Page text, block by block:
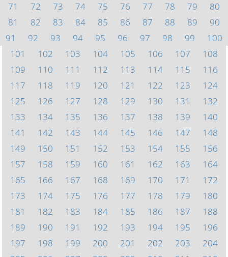
71
72 73 74 75 76 77 78 79
80
81
82 83 84 85 86 87 88 89
90
91
92 93 94 95 96 97 98 99
100
101
102 103 104 105 106 107
108
109
110 111 112 113 114 115
116
117
118 119 120 121 122 123
124
125
126 127 128 129 130 131
132
133
134 135 136 137 138 139
140
141
142 143 144 145 146 147
148
149
150 151 152 153 154 155
156
157
158 159 160 161 162 163
164
165
166 167 168 169 170 171
172
173
174 175 176 177 178 179
180
181
182 183 184 185 186 187
188
189
190 191 192 193 194 195
196
197
198 199 200 201 202 203
204